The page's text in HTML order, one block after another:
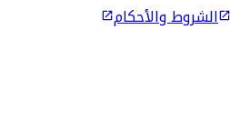
الشروط والأحكام